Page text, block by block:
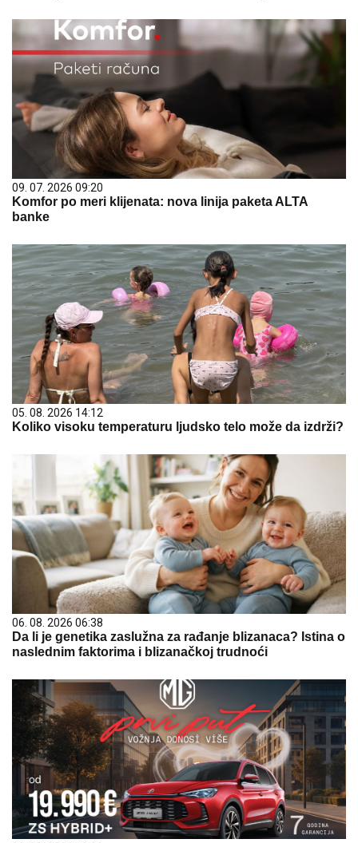
09. 07. 2026 09:20
Komfor po meri klijenata: nova linija paketa ALTA
banke
05. 08. 2026 14:12
Koliko visoku temperaturu ljudsko telo može da izdrži?
06. 08. 2026 06:38
Da li je genetika zaslužna za rađanje blizanaca? Istina o
naslednim faktorima i blizanačkoj trudnoći